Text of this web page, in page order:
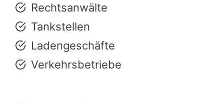
Rechtsanwälte
Tankstellen
Ladengeschäfte
Verkehrsbetriebe